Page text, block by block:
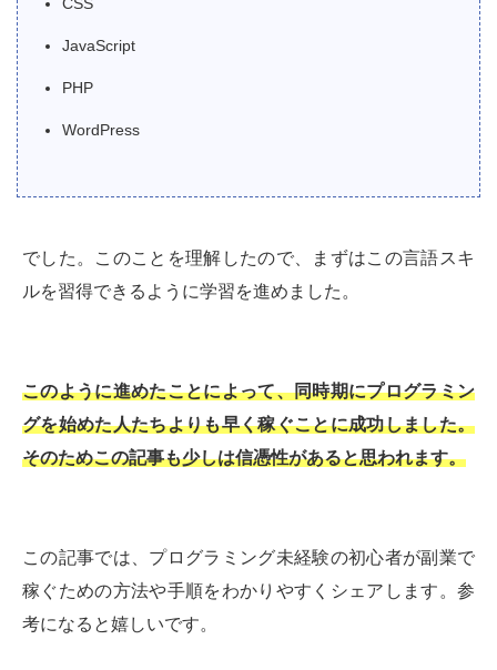
JavaScript
PHP
WordPress
でした。このことを理解したので、まずはこの言語スキ
ルを習得できるように学習を進めました。
このように進めたことによって、同時期にプログラミン
グを始めた人たちよりも早く稼ぐことに成功しました。
そのためこの記事も少しは信憑性があると思われます。
この記事では、プログラミング未経験の初心者が副業で
稼ぐための方法や手順をわかりやすくシェアします。参
考になると嬉しいです。